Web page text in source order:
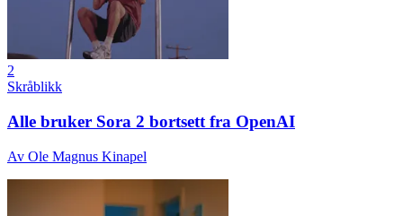
2
Skråblikk
Alle bruker Sora 2 bortsett fra OpenAI
Av Ole Magnus Kinapel